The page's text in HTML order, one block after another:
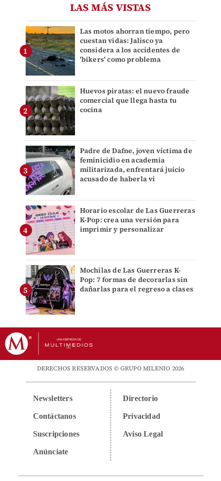
LAS MÁS VISTAS
Las motos ahorran tiempo, pero
cuestan vidas: Jalisco ya
considera a los accidentes de
'bikers' como problema
Huevos piratas: el nuevo fraude
comercial que llega hasta tu
cocina
Padre de Dafne, joven víctima de
feminicidio en academia
militarizada, enfrentará juicio
acusado de haberla vi
Horario escolar de Las Guerreras
K-Pop: crea una versión para
imprimir y personalizar
Mochilas de Las Guerreras K-
Pop: 7 formas de decorarlas sin
dañarlas para el regreso a clases
DERECHOS RESERVADOS © GRUPO MILENIO 2026
Newsletters
Contáctanos
Suscripciones
Anúnciate
Directorio
Privacidad
Aviso Legal